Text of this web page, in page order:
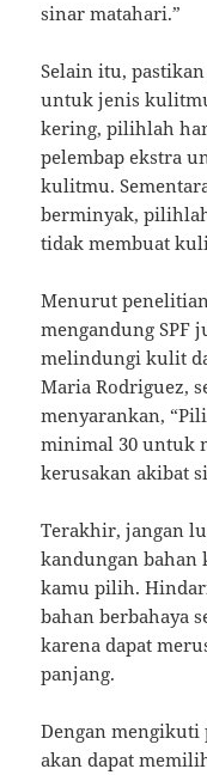
sinar matahari.”
Selain itu,
untuk jenis
kering, pilihlah
pelembap ekstra
kulitmu.
berminyak,
tidak membuat
Menurut
mengandung SPF
melindungi kulit
Maria Rodriguez,
menyarankan,
minimal 30 untuk
kerusakan akibat
Terakhir, jangan
kandungan bahan
kamu pilih.
bahan berbahaya
karena dapat
panjang.
Dengan mengikuti
akan dapat